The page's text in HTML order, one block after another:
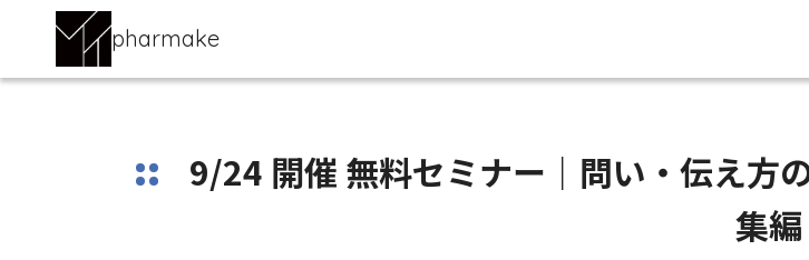
pharmake
9/24 開催 無料セミナー｜問い・伝え
集編